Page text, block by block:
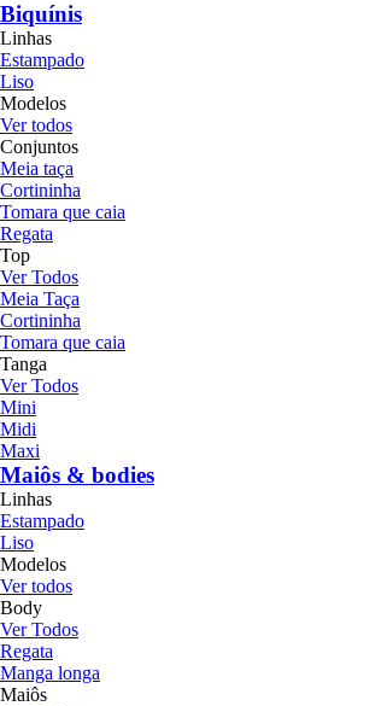
Biquínis
Linhas
Estampado
Liso
Modelos
Ver todos
Conjuntos
Meia taça
Cortininha
Tomara que caia
Regata
Top
Ver Todos
Meia Taça
Cortininha
Tomara que caia
Tanga
Ver Todos
Mini
Midi
Maxi
Maiôs & bodies
Linhas
Estampado
Liso
Modelos
Ver todos
Body
Ver Todos
Regata
Manga longa
Maiôs